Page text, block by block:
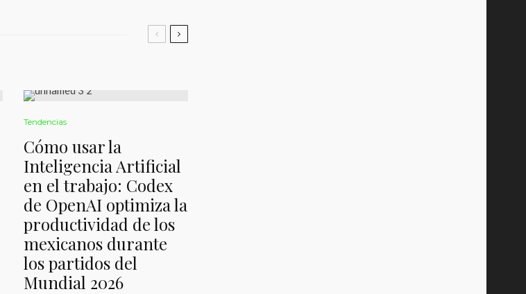
Tendencias
Cómo usar la
Inteligencia Artificial
en el trabajo: Codex
de OpenAI optimiza la
productividad de los
mexicanos durante
los partidos del
Mundial 2026